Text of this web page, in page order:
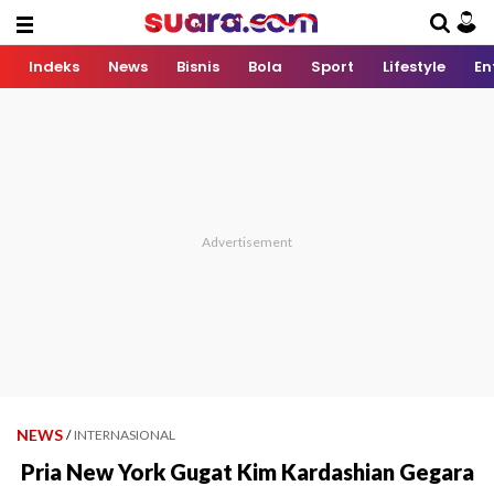
Indeks News Bisnis Bola Sport Lifestyle
NEWS / INTERNASIONAL
Pria New York Gugat Kim Kardashian Gegara